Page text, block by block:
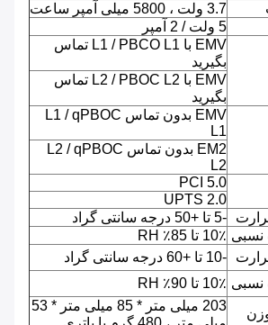
3.7 ولت ، 5800 میلی آمپر ساعت
5 ولت / 2 آمپر
EMV با L1 / PBCO L1 تماس
بگیرید
EMV با L2 / PBOC L2 تماس
بگیرید
EMV بدون تماس L1 / qPBOC
L1
EM2 بدون تماس L2 / qPBOC
L2
PCI 5.0
UPTS 2.0
-5 تا +50 درجه سانتی گراد
نسبی 10٪ تا 85٪ RH
-10 تا +60 درجه سانتی گراد
نسبی 10٪ تا 90٪ RH
وزن
203 میلی متر * 85 میلی متر * 53